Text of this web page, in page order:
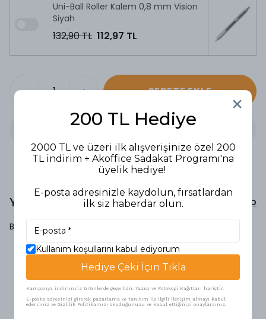
Uni-Ball Roller Kalem 0,8 mm Vision
Siyah
132,90 TL 112,97 TL
SEPETE EKLE
Yorumlar Yorum Yap
Bu ürün için henüz yorum yapılmamış.
Benzer Ürünler
200 TL Hediye
2000 TL ve üzeri ilk alışverişinize özel 200
TL indirim + Akoffice Sadakat Programı'na
üyelik hediye!
E-posta adresinizle kaydolun, fırsatlardan
ilk siz haberdar olun.
Kullanım koşullarını kabul ediyorum
Hediye Çeki İçin Tıkla
Kampanya indirimsiz ürünlerde geçerlidir. Yazıcı ve Fotokopi Kağıtları hariçtir.
E-posta adresinizi girerek pazarlama ve tanıtım ile ilgili iletişim almayı kabul
edersiniz ve Gizlilik Politikamızı okuduğunuzu ve kabul ettiğinizi onaylarsınız.